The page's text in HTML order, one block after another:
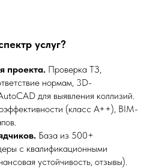
услуг?
проекта. Проверка ТЗ,
нормам, 3D-
для выявления коллизий.
(класс А++), BIM-
База из 500+
с квалификационными
устойчивость, отзывы).